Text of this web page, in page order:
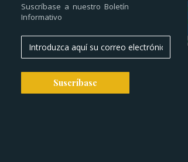
Suscríbase a nuestro Boletín
Informativo